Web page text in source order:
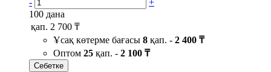
100 дана
қап. 2 700 ₸
Ұсақ көтерме бағасы 8 қап. - 2 400 ₸
Оптом 25 қап. - 2 100 ₸
Себетке